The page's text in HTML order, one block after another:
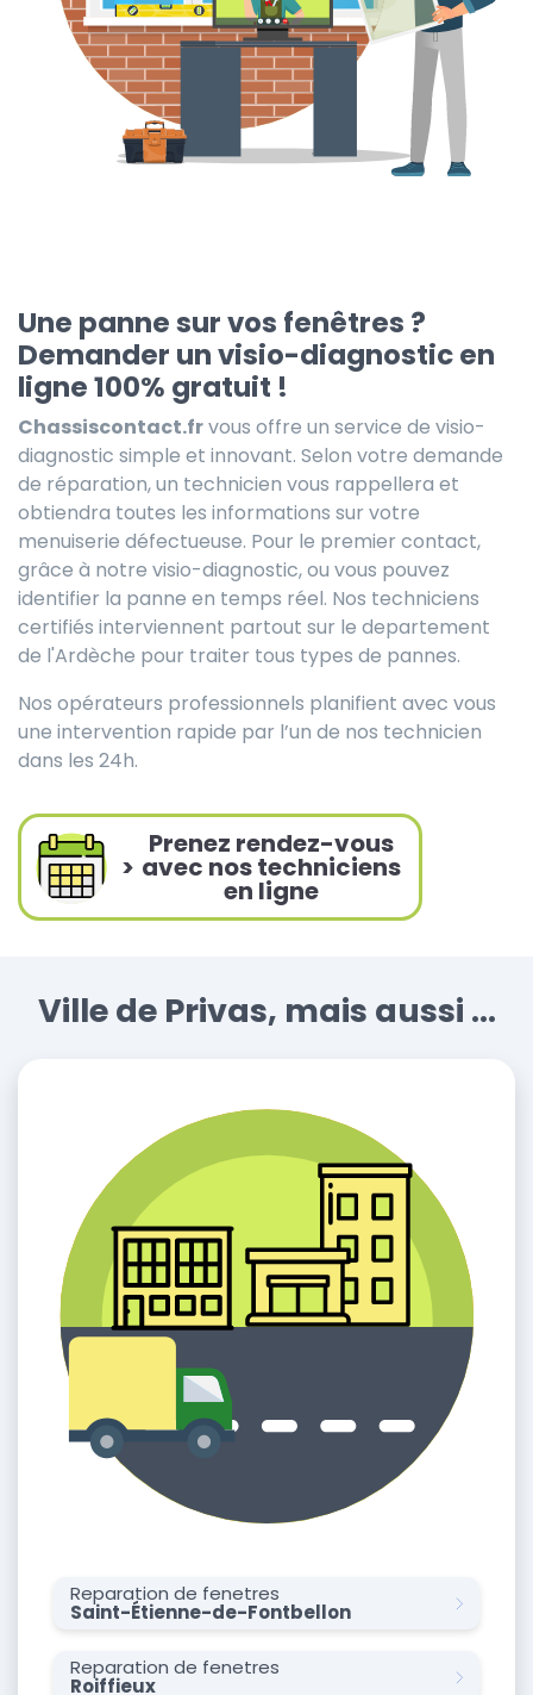
Une panne sur vos fenêtres ?
Demander un visio-diagnostic en
ligne 100% gratuit !
Chassiscontact.frvous offre un service de visio-
diagnostic simple et innovant. Selon votre demande
de réparation, un technicien vous rappellera et
obtiendra toutes les informations sur votre
menuiserie défectueuse. Pour le premier contact,
grâce à notre visio-diagnostic, ou vous pouvez
identifier la panne en temps réel. Nos techniciens
certifiés interviennent partout sur le departement
de l'Ardèche pour traiter tous types de pannes.
Nos opérateurs professionnels planifient avec vous
une intervention rapide par l’un de nos technicien
dans les 24h.
>
Prenez rendez-vous
avec nos techniciens
en ligne
Ville de Privas, mais aussi ...
Reparation de fenetres
Saint-Étienne-de-Fontbellon
Reparation de fenetres
Roiffieux